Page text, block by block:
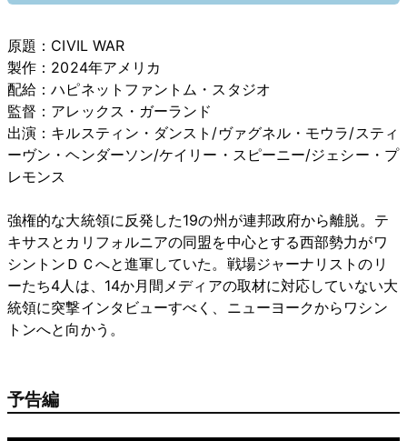
原題：CIVIL WAR
製作：2024年アメリカ
配給：ハピネットファントム・スタジオ
監督：アレックス・ガーランド
出演：キルスティン・ダンスト/ヴァグネル・モウラ/スティ
ーヴン・ヘンダーソン/ケイリー・スピーニー/ジェシー・プ
レモンス
強権的な大統領に反発した19の州が連邦政府から離脱。テ
キサスとカリフォルニアの同盟を中心とする西部勢力がワ
シントンＤＣへと進軍していた。戦場ジャーナリストのリ
ーたち4人は、14か月間メディアの取材に対応していない大
統領に突撃インタビューすべく、ニューヨークからワシン
トンへと向かう。
予告編